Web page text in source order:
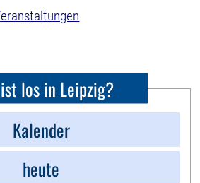
los in Leipzig?
Kalender
heute